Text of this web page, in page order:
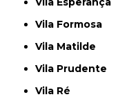
Vila Formosa
Vila Matilde
Vila Prudente
Vila Ré